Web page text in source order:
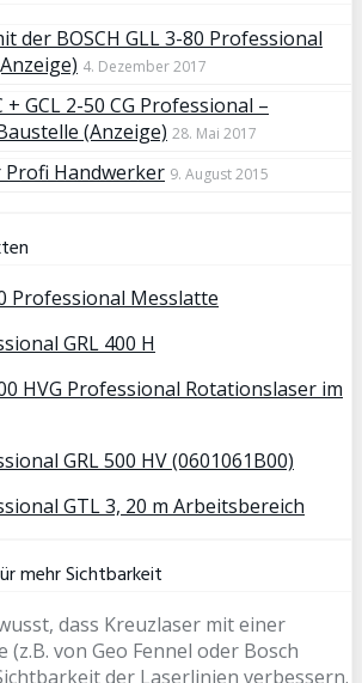
der BOSCH GLL 3-80 Professional
4. Dezember 2017
+ GCL 2-50 CG Professional –
(Anzeige) 28. Mai 2017
Handwerker 9. August 2015
Professional Messlatte
GRL 400 H
HVG Professional Rotationslaser im
GRL 500 HV (0601061B00)
GTL 3, 20 m Arbeitsbereich
mehr Sichtbarkeit
dass Kreuzlaser mit einer
von Geo Fennel oder Bosch
der Laserlinien verbessern.